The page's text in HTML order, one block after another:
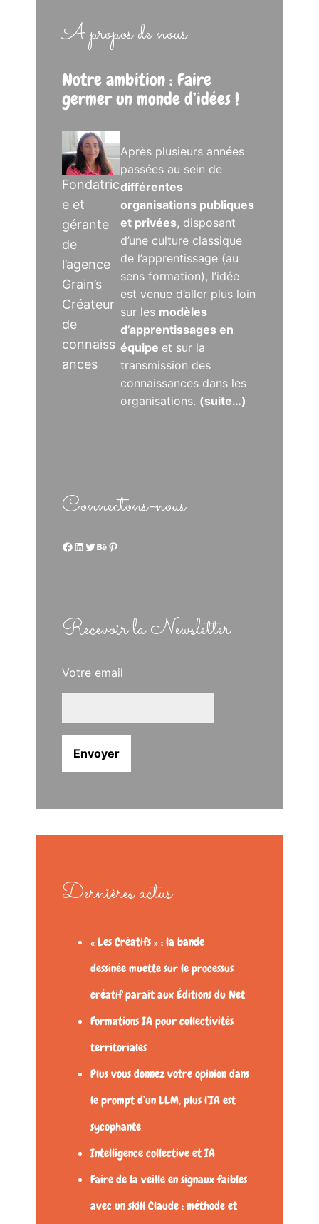
A propos de nous
Notre ambition : Faire
germer un monde d’idées !
Fondatric
e et
gérante
de
l’agence
Grain’s
Créateur
de
connaiss
ances
Après plusieurs années
passées au sein de
différentes
organisations publiques
et privées, disposant
d’une culture classique
de l’apprentissage (au
sens formation), l’idée
est venue d’aller plus loin
sur les modèles
d’apprentissages en
équipe et sur la
transmission des
connaissances dans les
organisations. (suite…)
Connectons-nous
Facebook LinkedIn Twitter Behance Pinterest
Recevoir la Newsletter
Votre email
Dernières actus
« Les Créatifs » : la bande
dessinée muette sur le processus
créatif paraît aux Éditions du Net
Formations IA pour collectivités
territoriales
Plus vous donnez votre opinion dans
le prompt d’un LLM, plus l’IA est
sycophante
Intelligence collective et IA
Faire de la veille en signaux faibles
avec un skill Claude : méthode et